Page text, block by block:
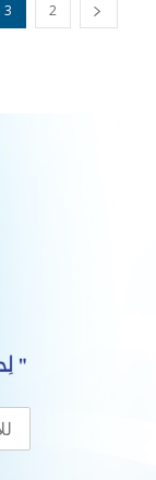
2
3